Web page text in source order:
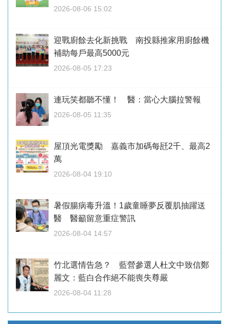
2026-08-06 15:02
迎戰廚餘去化新挑戰 南投縣推家用廚餘機
補助每戶最高5000元
2026-08-05 17:23
連玩笑都聽不懂！ 醫：當心大腦拉警報
2026-08-05 11:35
屋頂光電獎勵 嘉義市加碼每瓩2千、最高2
萬
2026-08-04 19:10
暑假腸病毒升溫！1歲童睡夢反覆肌抽躍送
醫 醫籲留意重症警訊
2026-08-04 14:57
竹北選情告急？ 藍營參選人杜文中致信鄭
麗文：藍白合作絕不能喪失尊嚴
2026-08-04 11:28